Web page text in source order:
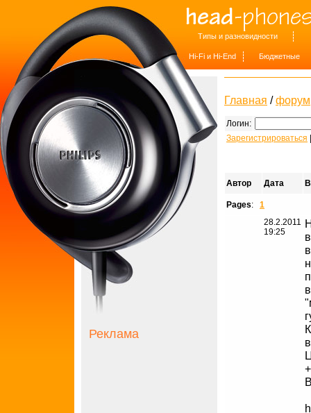
Типы и разновидности
Hi-Fi и Hi-End Бюджетные
Реклама
Главная /форум
Логин:
Зарегистрироваться
Автор Дата
Pages: 1
28.2.2011
19:25